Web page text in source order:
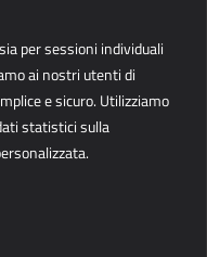
per sessioni individuali
ai nostri utenti di
e sicuro. Utilizziamo
statistici sulla